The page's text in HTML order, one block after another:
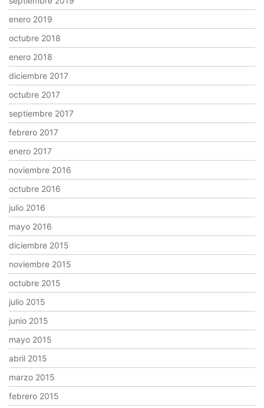
enero 2019
octubre 2018
enero 2018
diciembre 2017
octubre 2017
septiembre 2017
febrero 2017
enero 2017
noviembre 2016
octubre 2016
julio 2016
mayo 2016
diciembre 2015
noviembre 2015
octubre 2015
julio 2015
junio 2015
mayo 2015
abril 2015
marzo 2015
febrero 2015